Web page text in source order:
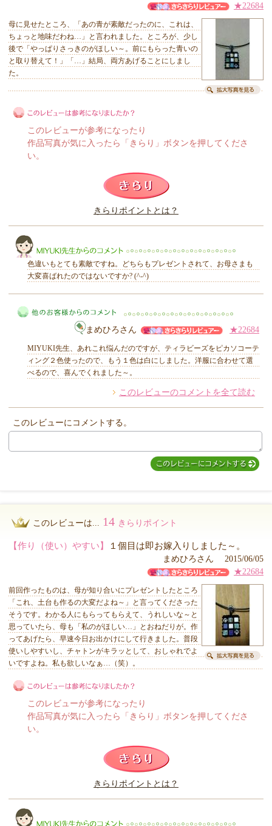
★22684
母に見せたところ、「あの青が素敵だったのに、これは、
ちょっと地味だわね…」と言われました。ところが、少し
後で「やっぱりさっきのがほしい～。前にもらった青いの
と取り替えて！」「…」結局、両方あげることにしまし
た。
このレビューは参考になりましたか？
このレビューが参考になったり
作品写真が気に入ったら「きらり」ボタンを押してくださ
い。
きらりポイントとは？
MIYUKI先生からのコメント
色違いもとても素敵ですね。どちらもプレゼントされて、お母さまも
大変喜ばれたのではないですか? (^-^)
他のお客様からのコメント
まめひろさん ★22684
MIYUKI先生、あれこれ悩んだのですが、ティラビーズをピカソコーテ
ィング２色使ったので、もう１色は白にしました。洋服に合わせて選
べるので、喜んでくれました～。
このレビューのコメントを全て読む
このレビューにコメントする。
このレビューは... 14 きらりポイント
【作り（使い）やすい】 １個目は即お嫁入りしました～。
まめひろさん 2015/06/05
★22684
前回作ったものは、母が知り合いにプレゼントしたところ
「これ、土台も作るの大変だよね～」と言ってくださった
そうです。わかる人にもらってもらえて、うれしいな～と
思っていたら、母も「私のがほしい…」とおねだりが。作
ってあげたら、早速今日お出かけにして行きました。普段
使いしやすいし、チャトンがキラッとして、おしゃれでよ
いですよね。私も欲しいなぁ…（笑）。
このレビューは参考になりましたか？
このレビューが参考になったり
作品写真が気に入ったら「きらり」ボタンを押してくださ
い。
きらりポイントとは？